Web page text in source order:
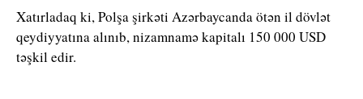
Xatırladaq ki, Polşa şirkəti Azərbaycanda ötən il dövlət
qeydiyyatına alınıb, nizamnamə kapitalı 150 000 USD
təşkil edir.